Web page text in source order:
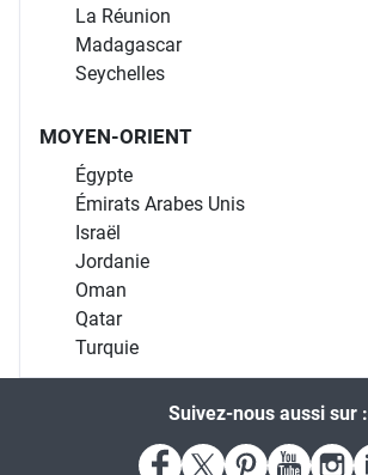
La Réunion
Madagascar
Seychelles
MOYEN-ORIENT
Égypte
Émirats Arabes Unis
Israël
Jordanie
Oman
Qatar
Turquie
Suivez-nous aussi sur :